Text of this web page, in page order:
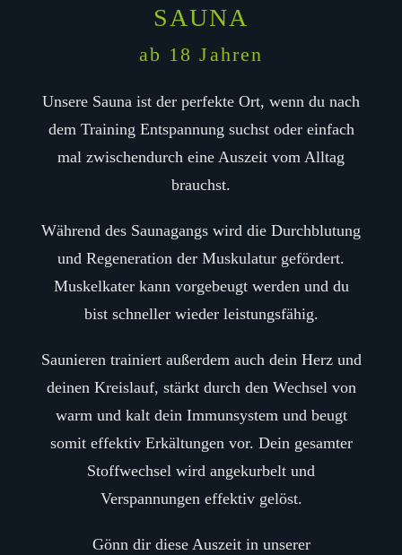
SAUNA
ab 18 Jahren
Unsere Sauna ist der perfekte Ort, wenn du nach
dem Training Entspannung suchst oder einfach
mal zwischendurch eine Auszeit vom Alltag
brauchst.
Während des Saunagangs wird die Durchblutung
und Regeneration der Muskulatur gefördert.
Muskelkater kann vorgebeugt werden und du
bist schneller wieder leistungsfähig.
Saunieren trainiert außerdem auch dein Herz und
deinen Kreislauf, stärkt durch den Wechsel von
warm und kalt dein Immunsystem und beugt
somit effektiv Erkältungen vor. Dein gesamter
Stoffwechsel wird angekurbelt und
Verspannungen effektiv gelöst.
Gönn dir diese Auszeit in unserer